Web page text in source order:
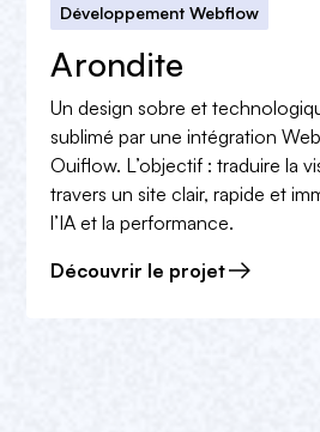
Développement Webflow
Arondite
Un design sobre et
sublimé par une intégration
Ouiflow. L’objectif : traduire la
travers un site clair, rapide et
l’IA et la performance.
Découvrir le projet